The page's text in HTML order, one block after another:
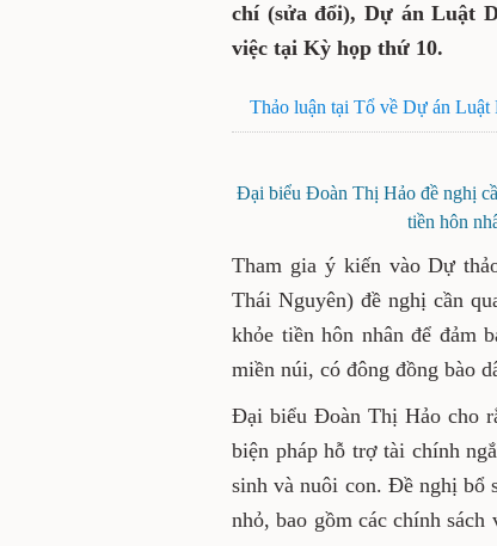
chí (sửa đổi), Dự án Luật
việc tại Kỳ họp thứ 10.
Thảo luận tại Tổ về Dự án Luật
Đại biểu Đoàn Thị Hảo đề nghị
tiền hôn
Tham gia ý kiến vào Dự
Thái Nguyên) đề nghị cần
khỏe tiền hôn nhân để đảm
miền núi, có đông đồng bào
Đại biểu Đoàn Thị Hảo cho
biện pháp hỗ trợ tài chính
sinh và nuôi con. Đề nghị bổ
nhỏ, bao gồm các chính